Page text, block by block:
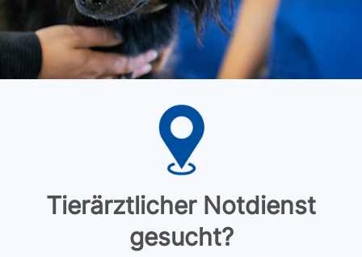
Tierärztlicher Notdienst
gesucht?